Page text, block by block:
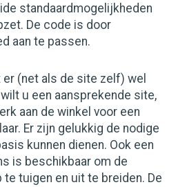
standaardmogelijkheden
De code is door
aan te passen.
er (net als de site zelf) wel
u een aansprekende site,
aan de winkel voor een
Er zijn gelukkig de nodige
kunnen dienen. Ook een
is beschikbaar om de
tuigen en uit te breiden. De